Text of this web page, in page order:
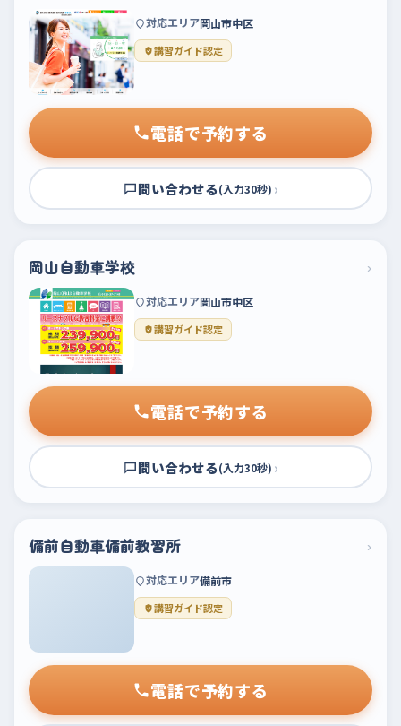
対応エリア岡山市中区
講習ガイド認定
電話で予約する
問い合わせる(入力30秒) ›
岡山自動車学校 ›
対応エリア岡山市中区
講習ガイド認定
電話で予約する
問い合わせる(入力30秒) ›
備前自動車備前教習所 ›
対応エリア備前市
講習ガイド認定
電話で予約する